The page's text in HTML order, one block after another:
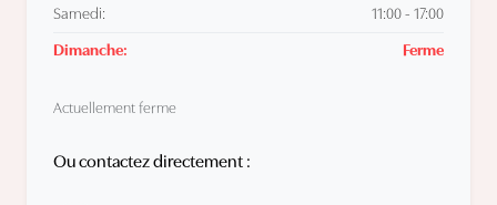
Samedi: 11:00 - 17:00
Dimanche: Ferme
Actuellement ferme
Ou contactez directement :